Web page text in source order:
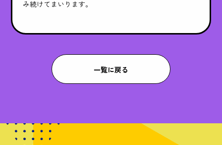
み続けてまいります。
一覧に戻る